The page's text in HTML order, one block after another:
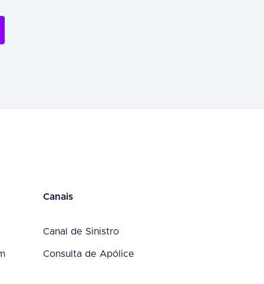
Canais
Canal de Sinistro
Consulta de Apólice